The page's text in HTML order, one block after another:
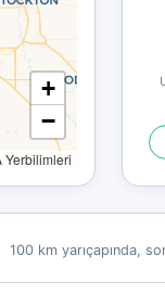
+
−
Yerbilimleri
100 km yarıçapında,